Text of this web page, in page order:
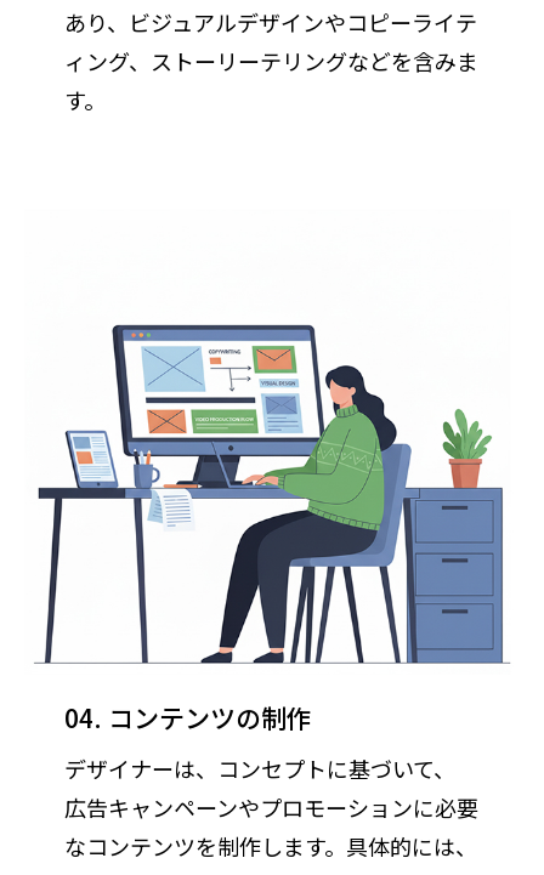
あり、ビジュアルデザインやコピーライテ
ィング、ストーリーテリングなどを含みま
す。
04. コンテンツの制作
デザイナーは、コンセプトに基づいて、
広告キャンペーンやプロモーションに必要
なコンテンツを制作します。具体的には、